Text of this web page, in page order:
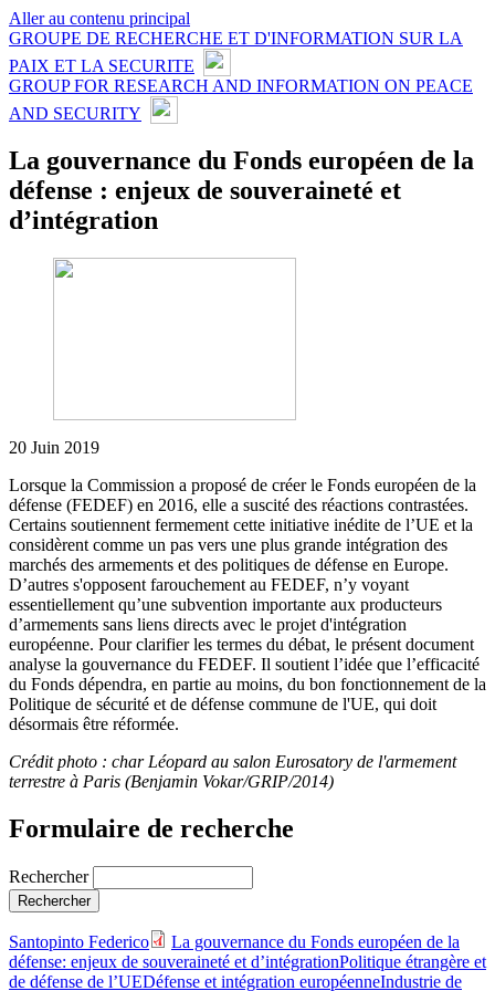
Aller au contenu principal
GROUPE DE RECHERCHE ET D'INFORMATION SUR LA
PAIX ET LA SECURITE
GROUP FOR RESEARCH AND INFORMATION ON PEACE
AND SECURITY
La gouvernance du Fonds européen de la
défense : enjeux de souveraineté et
d’intégration
20 Juin 2019
Lorsque la Commission a proposé de créer le Fonds européen de la
défense (FEDEF) en 2016, elle a suscité des réactions contrastées.
Certains soutiennent fermement cette initiative inédite de l’UE et la
considèrent comme un pas vers une plus grande intégration des
marchés des armements et des politiques de défense en Europe.
D’autres s'opposent farouchement au FEDEF, n’y voyant
essentiellement qu’une subvention importante aux producteurs
d’armements sans liens directs avec le projet d'intégration
européenne. Pour clarifier les termes du débat, le présent document
analyse la gouvernance du FEDEF. Il soutient l’idée que l’efficacité
du Fonds dépendra, en partie au moins, du bon fonctionnement de la
Politique de sécurité et de défense commune de l'UE, qui doit
désormais être réformée.
Crédit photo : char Léopard au salon Eurosatory de l'armement
terrestre à Paris (Benjamin Vokar/GRIP/2014)
Formulaire de recherche
Rechercher
Santopinto Federico
La gouvernance du Fonds européen de la
défense: enjeux de souveraineté et d’intégrationPolitique étrangère et
de défense de l’UEDéfense et intégration européenneIndustrie de